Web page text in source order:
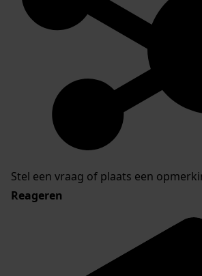
Stel een vraag of plaats een
Reageren